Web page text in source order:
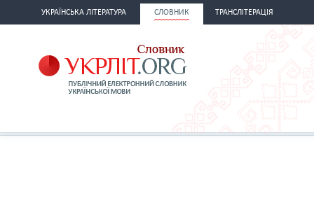
УКРАЇНСЬКА ЛІТЕРАТУРА СЛОВНИК ТРАНСЛІТЕРАЦІЯ